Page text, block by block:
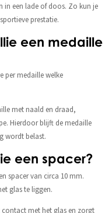
in een lade of doos. Zo kun je
prestatie.
een medaille
per medaille welke
met naald en draad,
Hierdoor blijft de medaille
wordt belast.
een spacer?
spacer van circa 10 mm.
glas te liggen.
met het glas en zorgt